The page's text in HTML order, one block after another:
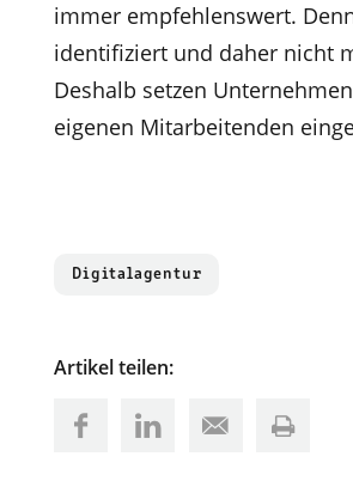
immer empfehlenswert.
identifiziert und daher nicht
Deshalb setzen
eigenen Mitarbeitenden
Digitalagentur
Artikel teilen: